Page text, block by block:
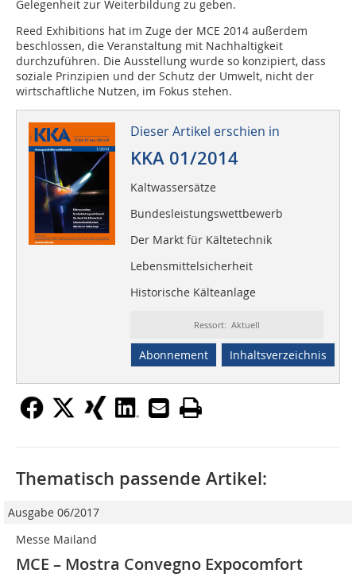
Gelegenheit zur Weiterbildung zu geben.
Reed Exhibitions hat im Zuge der MCE 2014 außerdem
beschlossen, die Veranstaltung mit Nachhaltigkeit
durchzuführen. Die Ausstellung wurde so konzipiert, dass
soziale Prinzipien und der Schutz der Umwelt, nicht der
wirtschaftliche Nutzen, im Fokus stehen.
Dieser Artikel erschien in
KKA 01/2014
Kaltwassersätze
Bundesleistungswettbewerb
Der Markt für Kältetechnik
Lebensmittelsicherheit
Historische Kälteanlage
Ressort: Aktuell
Abonnement Inhaltsverzeichnis
Thematisch passende Artikel:
Ausgabe 06/2017
Messe Mailand
MCE – Mostra Convegno Expocomfort